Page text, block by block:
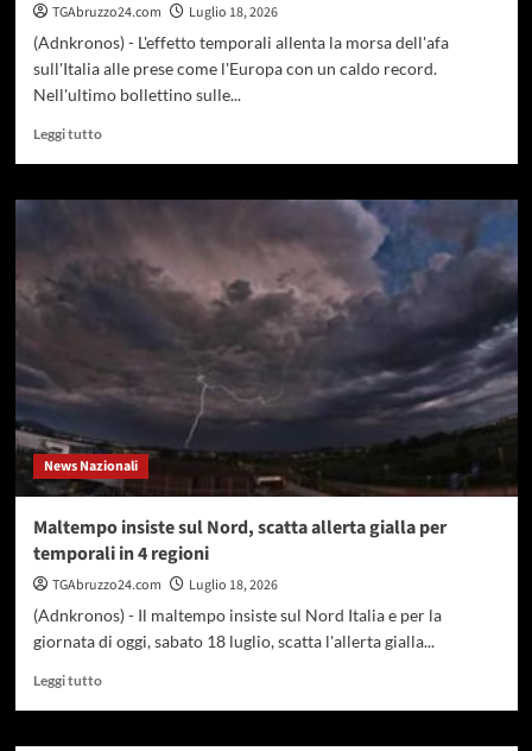
TGAbruzzo24.com
Luglio 18, 2026
(Adnkronos) - L'effetto temporali allenta la morsa dell'afa
sull'Italia alle prese come l'Europa con un caldo record.
Nell'ultimo bollettino sulle...
Leggi tuttoLeggi
su
rosso
scendono
a
14
effetto
temporali
News Nazionali
Maltempo insiste sul Nord, scatta allerta gialla per
temporali in 4 regioni
TGAbruzzo24.com
Luglio 18, 2026
(Adnkronos) - Il maltempo insiste sul Nord Italia e per la
giornata di oggi, sabato 18 luglio, scatta l'allerta gialla...
Leggi tuttoLeggi
su